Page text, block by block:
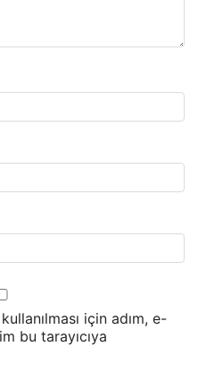
için adım, e-
bu tarayıcıya